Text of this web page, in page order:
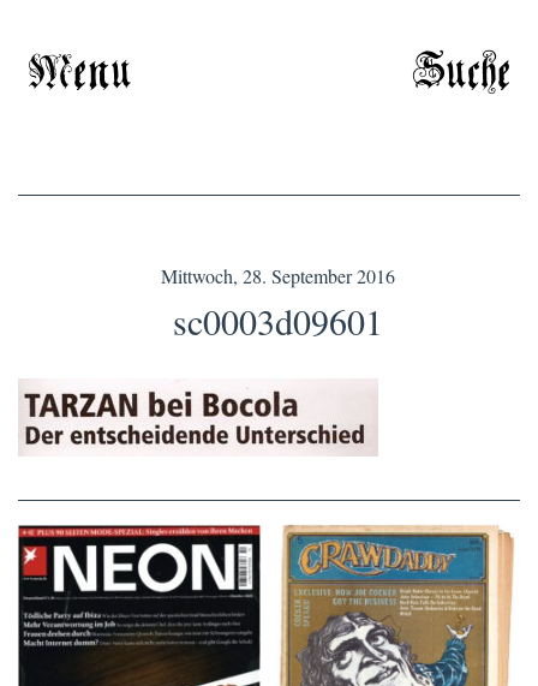
Menu Suche
Mittwoch, 28. September 2016
sc0003d09601
NEON – OKTOBER
2008
Crawdaddy – June/11/72